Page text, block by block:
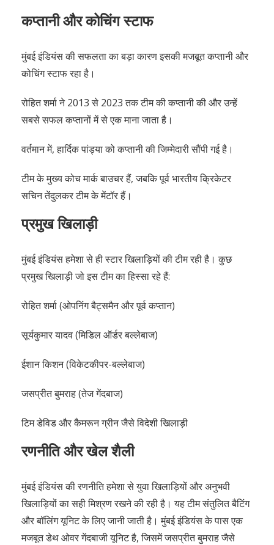
कप्तानी और कोचिंग स्टाफ
मुंबई इंडियंस की सफलता का बड़ा कारण इसकी मजबूत कप्तानी और
कोचिंग स्टाफ रहा है।
रोहित शर्मा ने 2013 से 2023 तक टीम की कप्तानी की और उन्हें
सबसे सफल कप्तानों में से एक माना जाता है।
वर्तमान में, हार्दिक पांड्या को कप्तानी की जिम्मेदारी सौंपी गई है।
टीम के मुख्य कोच मार्क बाउचर हैं, जबकि पूर्व भारतीय क्रिकेटर
सचिन तेंदुलकर टीम के मेंटॉर हैं।
प्रमुख खिलाड़ी
मुंबई इंडियंस हमेशा से ही स्टार खिलाड़ियों की टीम रही है। कुछ
प्रमुख खिलाड़ी जो इस टीम का हिस्सा रहे हैं:
रोहित शर्मा (ओपनिंग बैट्समैन और पूर्व कप्तान)
सूर्यकुमार यादव (मिडिल ऑर्डर बल्लेबाज)
ईशान किशन (विकेटकीपर-बल्लेबाज)
जसप्रीत बुमराह (तेज गेंदबाज)
टिम डेविड और कैमरून ग्रीन जैसे विदेशी खिलाड़ी
रणनीति और खेल शैली
मुंबई इंडियंस की रणनीति हमेशा से युवा खिलाड़ियों और अनुभवी
खिलाड़ियों का सही मिश्रण रखने की रही है। यह टीम संतुलित बैटिंग
और बॉलिंग यूनिट के लिए जानी जाती है। मुंबई इंडियंस के पास एक
मजबूत डेथ ओवर गेंदबाजी यूनिट है, जिसमें जसप्रीत बुमराह जैसे